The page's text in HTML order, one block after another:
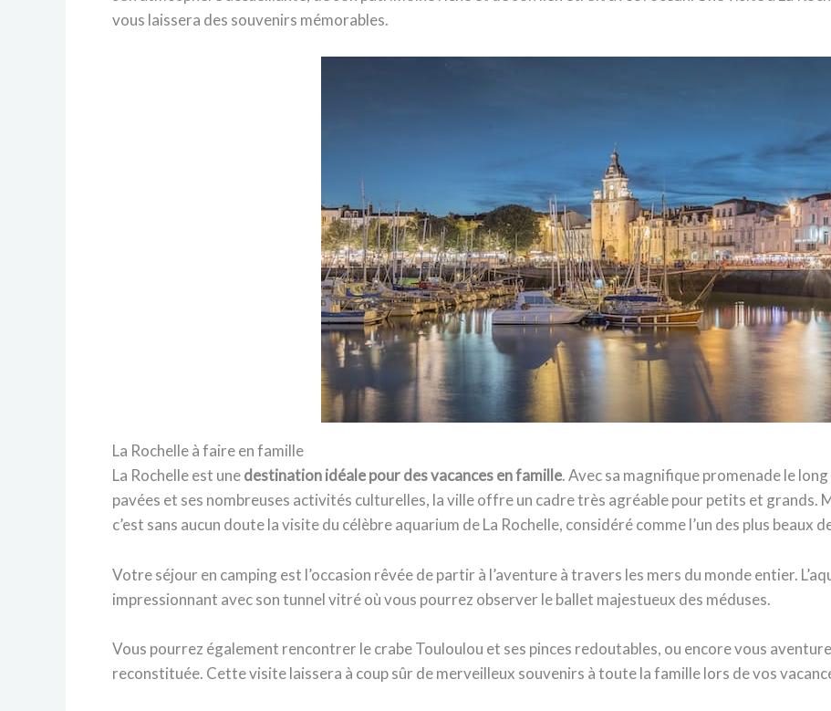
vous laissera des souvenirs mémorables.
La Rochelle à faire en famille
La Rochelle est unedestination idéale pour des vacances en famille. Avec sa magnifique promenade le
pavées et ses nombreuses activités culturelles, la ville offre un cadre très agréable pour petits et grands.
c’est sans aucun doute la visite du célèbre aquarium de La Rochelle, considéré comme l’un des plus beaux
Votre séjour en camping est l’occasion rêvée de partir à l’aventure à travers les mers du monde entier.
impressionnant avec son tunnel vitré où vous pourrez observer le ballet majestueux des méduses.
Vous pourrez également rencontrer le crabe Touloulou et ses pinces redoutables, ou encore vous
reconstituée. Cette visite laissera à coup sûr de merveilleux souvenirs à toute la famille lors de vos